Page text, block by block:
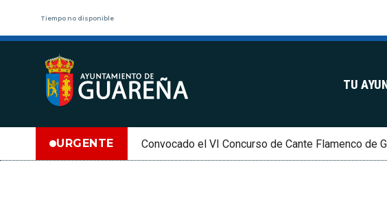
Tiempo no disponible
TU
URGENTE Convocado el VI Concurso de Cante Flamenco de